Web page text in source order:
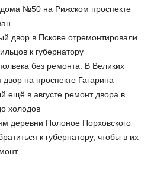
№50 на Рижском проспекте
двор в Пскове отремонтировали
к губернатору
без ремонта. В Великих
на проспекте Гагарина
ещё в августе ремонт двора в
холодов
деревни Полоное Порховского
к губернатору, чтобы в их